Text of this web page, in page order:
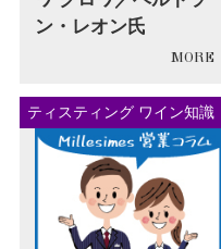
ン・レオン氏
ティスティング ワイン知識